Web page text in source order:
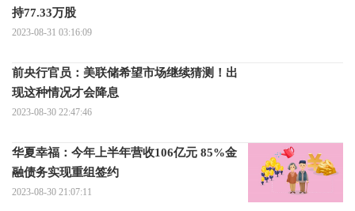
持77.33万股
2023-08-31 03:16:09
前央行官员：美联储希望市场继续猜测！出
现这种情况才会降息
2023-08-30 22:47:46
华夏幸福：今年上半年营收106亿元 85%金
融债务实现重组签约
2023-08-30 21:07:11